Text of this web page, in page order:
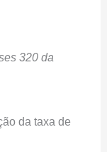
320 da
da taxa de